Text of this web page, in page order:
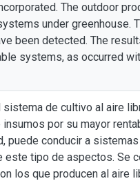
The outdoor
under
been detected. The
systems, as occurred
sistema de cultivo al aire
por su mayor
puede conducir a
tipo de aspectos. Se
los que producen al aire